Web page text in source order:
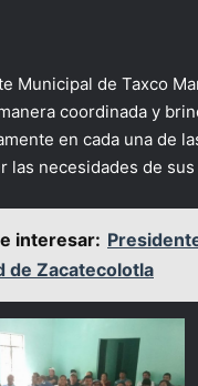
Municipal de Taxco
coordinada y
en cada una de
las necesidades de
interesar:
de Zacatecolotla